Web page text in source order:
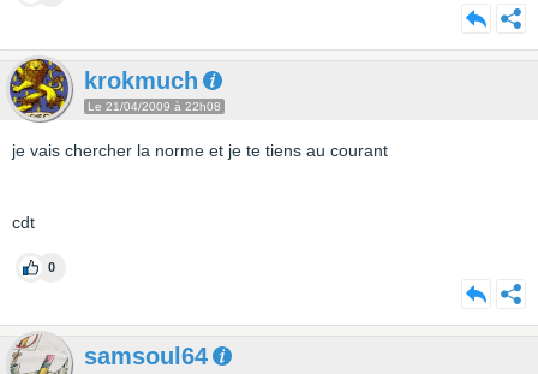
krokmuch
Le 21/04/2009 à 22h08
je vais chercher la norme et je te tiens au courant
cdt
0
samsoul64